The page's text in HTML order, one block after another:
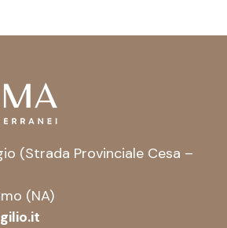
(Strada Provinciale Cesa –
(NA)